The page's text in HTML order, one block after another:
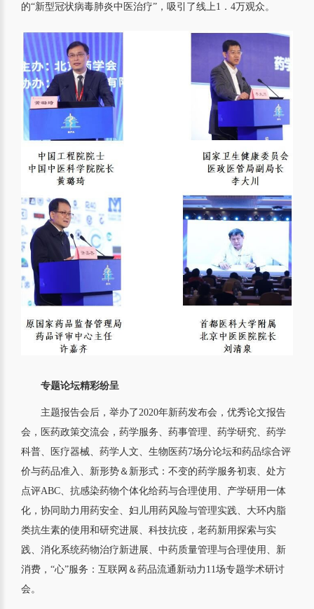
的“新型冠状病毒肺炎中医治疗”，吸引了线上1．4万观众。
专题论坛精彩纷呈
主题报告会后，举办了2020年新药发布会，优秀论文报告
会，医药政策交流会，药学服务、药事管理、药学研究、药学
科普、医疗器械、药学人文、生物医药7场分论坛和药品综合评
价与药品准入、新形势＆新形式：不变的药学服务初衷、处方
点评ABC、抗感染药物个体化给药与合理使用、产学研用一体
化，协同助力用药安全、妇儿用药风险与管理实践、大环内脂
类抗生素的使用和研究进展、科技抗疫，老药新用探索与实
践、消化系统药物治疗新进展、中药质量管理与合理使用、新
消费，“心”服务：互联网＆药品流通新动力11场专题学术研讨
会。